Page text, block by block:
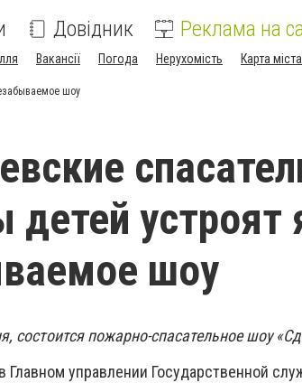
Довідник Реклама на
Вакансії Погода Нерухомість Карта міста
шоу
устроят
шоу
состоится пожарно-спасательное шоу
Главном управлении Государственной